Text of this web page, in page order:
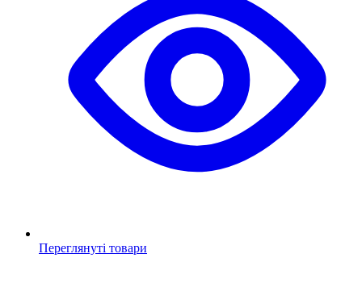
Переглянуті товари